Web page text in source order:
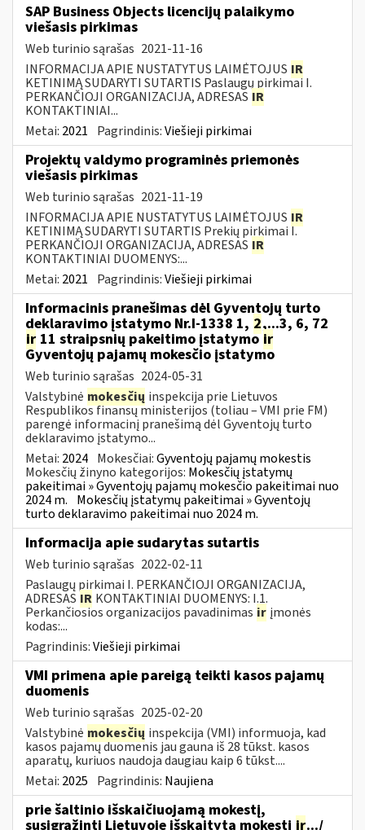
SAP Business Objects licencijų palaikymo
viešasis pirkimas
Web turinio sąrašas 2021-11-16
INFORMACIJA APIE NUSTATYTUS LAIMĖTOJUS IR
KETINIMĄ SUDARYTI SUTARTIS Paslaugų pirkimai I.
PERKANČIOJI ORGANIZACIJA, ADRESAS IR
KONTAKTINIAI...
Metai: 2021 Pagrindinis:Viešieji pirkimai
Projektų valdymo programinės priemonės
viešasis pirkimas
Web turinio sąrašas 2021-11-19
INFORMACIJA APIE NUSTATYTUS LAIMĖTOJUS IR
KETINIMĄ SUDARYTI SUTARTIS Prekių pirkimai I.
PERKANČIOJI ORGANIZACIJA, ADRESAS IR
KONTAKTINIAI DUOMENYS:...
Metai: 2021 Pagrindinis:Viešieji pirkimai
Informacinis pranešimas dėl Gyventojų turto
deklaravimo įstatymo Nr.I-1338 1, 2,...3, 6, 72
ir 11 straipsnių pakeitimo įstatymoir
Gyventojų pajamų mokesčio įstatymo
Web turinio sąrašas 2024-05-31
Valstybinė mokesčių inspekcija prie Lietuvos
Respublikos finansų ministerijos (toliau – VMI prie FM)
parengė informacinį pranešimą dėl Gyventojų turto
deklaravimo įstatymo...
Metai: 2024 Mokesčiai:Gyventojų pajamų mokestis
Mokesčių žinyno kategorijos: Mokesčių įstatymų
pakeitimai » Gyventojų pajamų mokesčio pakeitimai nuo
2024 m. Mokesčių įstatymų pakeitimai » Gyventojų
turto deklaravimo pakeitimai nuo 2024 m.
Informacija apie sudarytas sutartis
Web turinio sąrašas 2022-02-11
Paslaugų pirkimai I. PERKANČIOJI ORGANIZACIJA,
ADRESAS IR KONTAKTINIAI DUOMENYS: I.1.
Perkančiosios organizacijos pavadinimas ir įmonės
kodas:...
Pagrindinis:Viešieji pirkimai
VMI primena apie pareigą teikti kasos pajamų
duomenis
Web turinio sąrašas 2025-02-20
Valstybinė mokesčių inspekcija (VMI) informuoja, kad
kasos pajamų duomenis jau gauna iš 28 tūkst. kasos
aparatų, kuriuos naudoja daugiau kaip 6 tūkst....
Metai: 2025 Pagrindinis: Naujiena
prie šaltinio išskaičiuojamą mokestį,
susigrąžinti Lietuvoje išskaitytą mokestį ir.../